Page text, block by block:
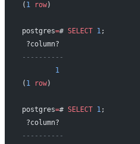
( 1 row)
postgres=# SELECT 1;
?column?
----------
        1
( 1 row)
postgres=# SELECT 1;
?column?
----------